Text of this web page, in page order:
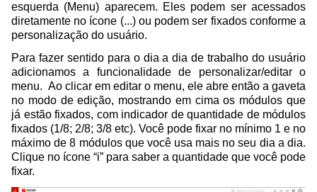
esquerda (Menu) aparecem. Eles podem ser acessados
diretamente no ícone (...) ou podem ser fixados conforme a
personalização do usuário.
Para fazer sentido para o dia a dia de trabalho do usuário
adicionamos a funcionalidade de personalizar/editar o
menu. Ao clicar em editar o menu, ele abre então a gaveta
no modo de edição, mostrando em cima os módulos que
já estão fixados, com indicador de quantidade de módulos
fixados (1/8; 2/8; 3/8 etc). Você pode fixar no mínimo 1 e no
máximo de 8 módulos que você usa mais no seu dia a dia.
Clique no ícone “i” para saber a quantidade que você pode
fixar.